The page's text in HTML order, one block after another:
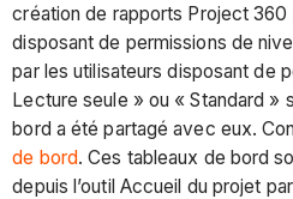
création de rapports Project 360
disposant de permissions de
par les utilisateurs disposant de
Lecture seule » ou « Standard »
bord a été partagé avec eux.
de bord. Ces tableaux de bord
depuis l’outil Accueil du projet